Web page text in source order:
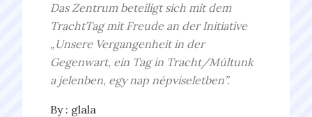
Das Zentrum beteiligt sich mit dem
TrachtTag mit Freude an der Initiative
„Unsere Vergangenheit in der
Gegenwart, ein Tag in Tracht/Múltunk
a jelenben, egy nap népviseletben”.
By : glala